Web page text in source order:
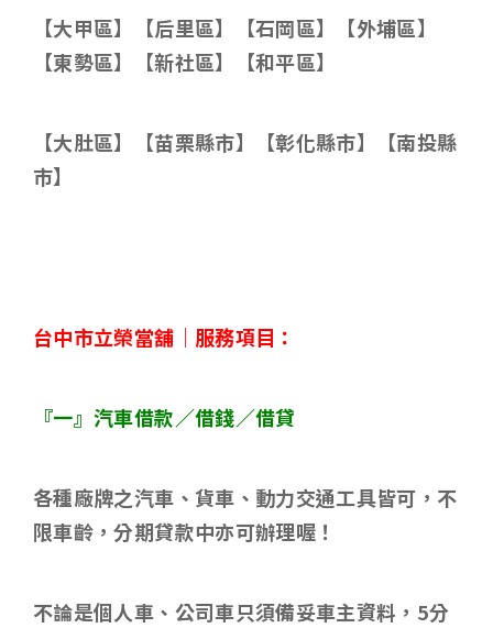
【大甲區】【后里區】【石岡區】【外埔區】
【東勢區】【新社區】【和平區】
【大肚區】【苗栗縣市】【彰化縣市】【南投縣
市】
台中市立榮當舖｜服務項目：
『一』汽車借款／借錢／借貸
各種廠牌之汽車、貨車、動力交通工具皆可，不
限車齡，分期貸款中亦可辦理喔！
不論是個人車、公司車只須備妥車主資料， 5分